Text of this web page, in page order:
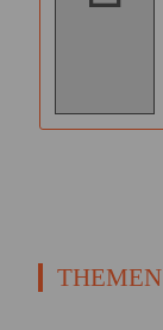
THEMEN